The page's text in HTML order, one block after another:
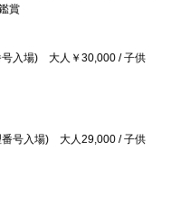
賞
号入場) 大人￥30,000 / 子供
番号入場) 大人29,000 / 子供